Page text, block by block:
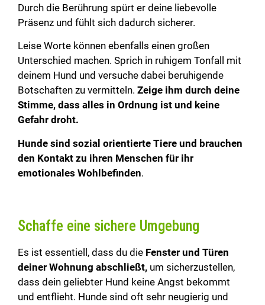
Durch die Berührung spürt er deine liebevolle
Präsenz und fühlt sich dadurch sicherer.
Leise Worte können ebenfalls einen großen
Unterschied machen. Sprich in ruhigem Tonfall mit
deinem Hund und versuche dabei beruhigende
Botschaften zu vermitteln. Zeige ihm durch deine
Stimme, dass alles in Ordnung ist und keine
Gefahr droht.
Hunde sind sozial orientierte Tiere und brauchen
den Kontakt zu ihren Menschen für ihr
emotionales Wohlbefinden.
Schaffe eine sichere Umgebung
Es ist essentiell, dass du die Fenster und Türen
deiner Wohnung abschließt, um sicherzustellen,
dass dein geliebter Hund keine Angst bekommt
und entflieht. Hunde sind oft sehr neugierig und